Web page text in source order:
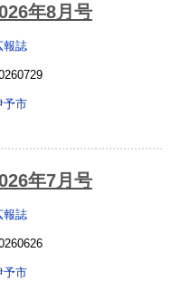
年8月号
報誌
予市
年7月号
報誌
予市